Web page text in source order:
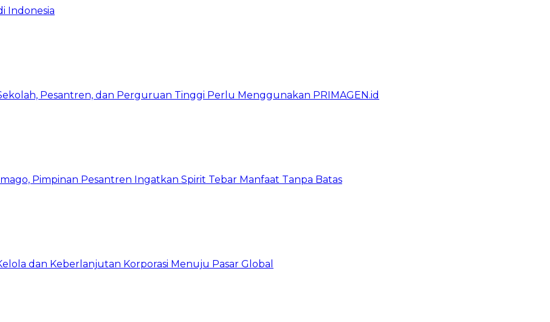
Indonesia
Pesantren, dan Perguruan Tinggi Perlu Menggunakan PRIMAGEN.id
Pimpinan Pesantren Ingatkan Spirit Tebar Manfaat Tanpa Batas
dan Keberlanjutan Korporasi Menuju Pasar Global